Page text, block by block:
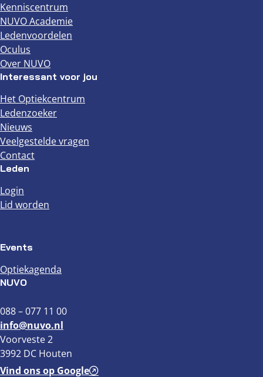
Kenniscentrum
NUVO Academie
Ledenvoordelen
Oculus
Over NUVO
Interessant voor jou
Het Optiekcentrum
Ledenzoeker
Nieuws
Veelgestelde vragen
Contact
Leden
Login
Lid worden
Events
Optiekagenda
NUVO
088 – 077 11 00
info@nuvo.nl
Voorveste 2
3992 DC Houten
Vind ons op Google